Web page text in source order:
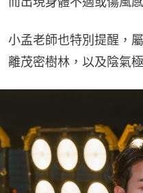
小孟老師也特別提醒，
離茂密樹林，以及陰氣